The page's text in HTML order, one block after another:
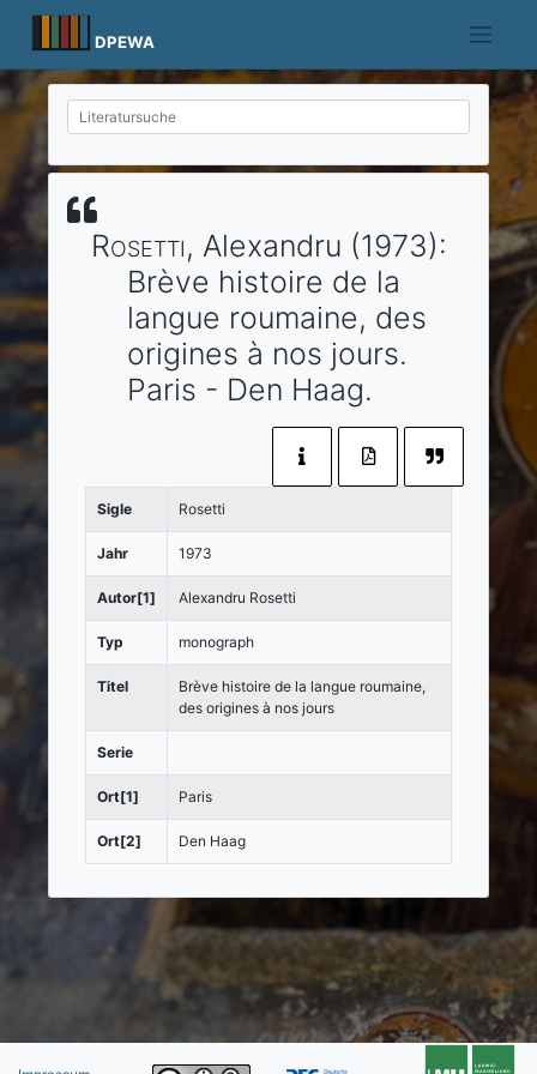
content
DPEWA
Rosetti, Alexandru (1973):
Brève histoire de la
langue roumaine, des
origines à nos jours.
Paris - Den Haag.
Sigle Rosetti
Jahr 1973
Autor[1] Alexandru Rosetti
Typ monograph
Titel
Brève histoire de la langue roumaine,
des origines à nos jours
Serie
Ort[1] Paris
Ort[2] Den Haag